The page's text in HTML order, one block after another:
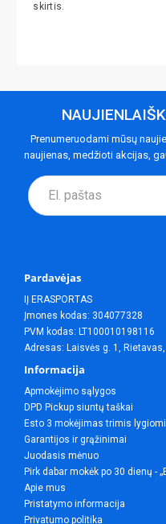
skirtis.
Prenumeruodami mūsų
naujienas, medžioti akcijas,
Pardavėjas
IĮ ERASPORTAS
Įmones kodas: 304077328
PVM kodas: LT100010198116
Adresas: Laisvės g. 1, Rietavas,
Informacija
Apmokėjimo sąlygos
DPD Pickup siuntų taškai
Esto 3 mokėjimas trimis
Garantijos ir grąžinimai
Juodasis mėnuo
Pirk dabar mokėk po 30 dienų -
Apie mus
Pristatymo informacija
Privatumo politika